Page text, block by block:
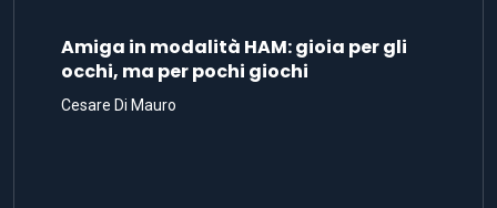
Amiga in modalità HAM: gioia per gli
occhi, ma per pochi giochi
Cesare Di Mauro